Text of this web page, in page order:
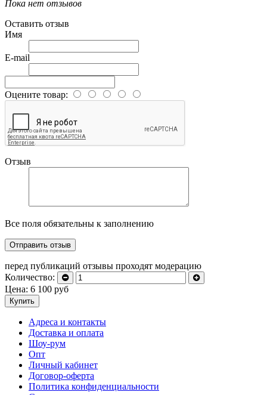
Пока нет отзывов
Оставить отзыв
Имя
E-mail
Оцените товар:
Отзыв
Все поля обязательны к заполнению
перед публикаций отзывы проходят модерацию
Количество:
Цена: 6 100 руб
Купить
Адреса и контакты
Доставка и оплата
Шоу-рум
Опт
Личный кабинет
Договор-оферта
Политика конфиденциальности